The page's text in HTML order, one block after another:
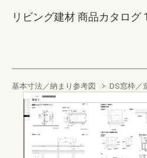
リビング建材 商品カタログ
基本寸法／納まり参考図 DS窓枠／